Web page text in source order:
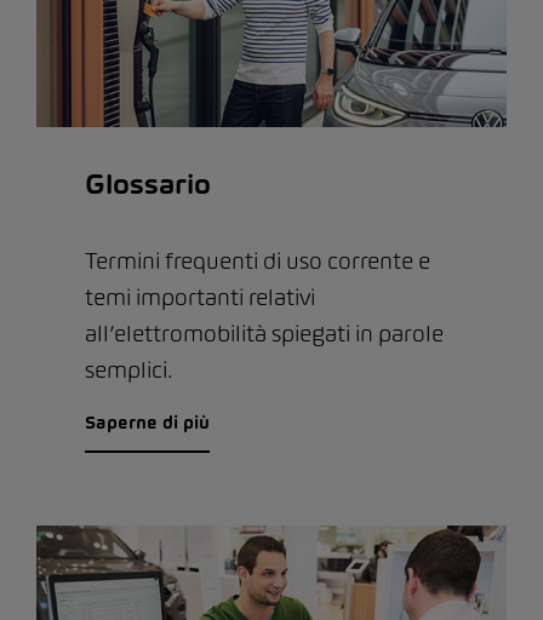
Glossario
Termini frequenti di uso corrente e
temi importanti relativi
all’elettromobilità spiegati in parole
semplici.
Saperne di più